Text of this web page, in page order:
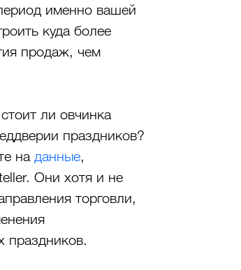
именно вашей
куда более
продаж, чем
ли овчинка
праздников?
на данные,
Они хотя и не
торговли,
праздников.